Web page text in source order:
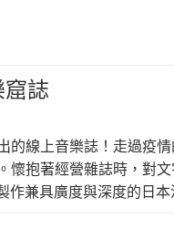
窟誌
的線上音樂誌！走過疫
懷抱著經營雜誌時，對
作兼具廣度與深度的日本